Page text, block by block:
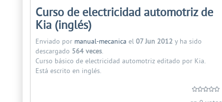
Curso de electricidad automotriz de
Kia (inglés)
Enviado por manual-mecanica el 07 Jun 2012 y ha sido
descargado 564 veces.
Curso básico de electricidad automotriz editado por Kia.
Está escrito en inglés.